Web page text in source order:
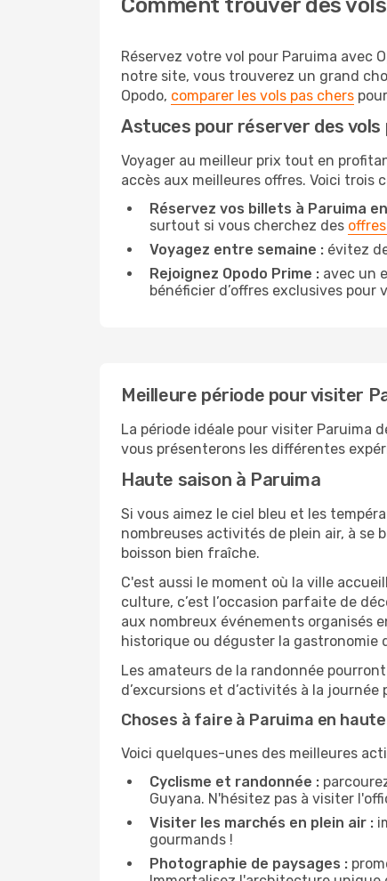
Comment trouver des
Réservez votre vol pour Paruima avec
notre site, vous trouverez un grand
Opodo, comparer les vols pas chers
Astuces pour réserver des vols
Voyager au meilleur prix tout en
accès aux meilleures offres. Voici trois
Réservez vos billets à Paruima
surtout si vous cherchez des
Voyagez entre semaine : évitez
Rejoignez Opodo Prime : avec un
bénéficier d’offres exclusives pour
Meilleure période pour visiter
La période idéale pour visiter Paruima
vous présenterons les différentes
Haute saison à Paruima
Si vous aimez le ciel bleu et les
nombreuses activités de plein air, à se
boisson bien fraîche.
C'est aussi le moment où la ville
culture, c’est l’occasion parfaite de
aux nombreux événements organisés
historique ou déguster la gastronomie
Les amateurs de la randonnée
d’excursions et d’activités à la
Choses à faire à Paruima en
Voici quelques-unes des meilleures
Cyclisme et randonnée :
Guyana. N'hésitez pas à visiter
Visiter les marchés en plein air :
gourmands !
Photographie de paysages :